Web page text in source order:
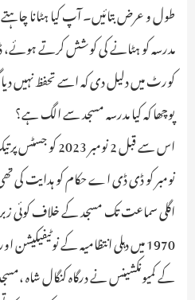
طول و عرض بتائیں۔ آپ کیا ہٹانا
مدرسہ کو ہٹانے کی کوشش کرتے
کورٹ میں دلیل دی کہ اسے تحفظ نہیں
پوچھا کہ کیا مدرسہ مسجد سے الگ ہے؟
اگلی سماعت تک مسجد کے خلاف کوئی
کے کمیونکشینس نے درگاہ کنگال شاہ